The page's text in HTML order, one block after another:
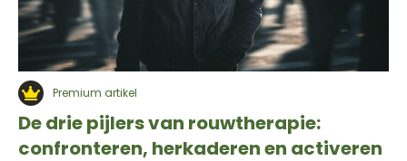
Premium artikel
De drie pijlers van rouwtherapie:
confronteren, herkaderen en activeren